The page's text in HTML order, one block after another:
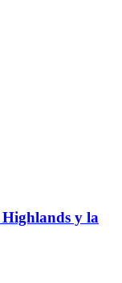
Highlands y la